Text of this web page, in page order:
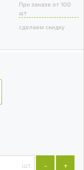
При заказе от 100
шт
сделаем скидку
шт. +
-